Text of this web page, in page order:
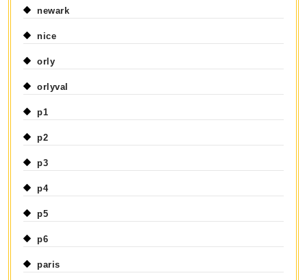
newark
nice
orly
orlyval
p1
p2
p3
p4
p5
p6
paris